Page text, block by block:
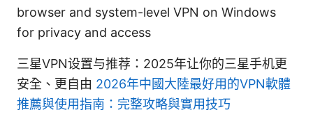
browser and system-level VPN on Windows
for privacy and access
三星VPN设置与推荐：2025年让你的三星手机更
安全、更自由 2026年中國大陸最好用的VPN軟體
推薦與使用指南：完整攻略與實用技巧